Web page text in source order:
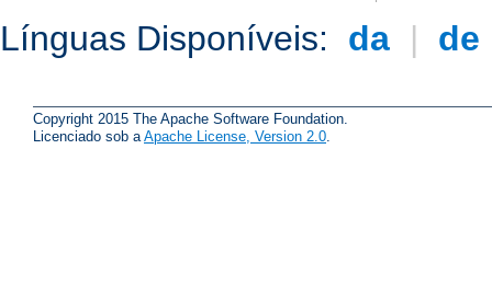
Línguas Disponíveis: da | de
Copyright 2015 The Apache Software Foundation.
Licenciado sob a Apache License, Version 2.0